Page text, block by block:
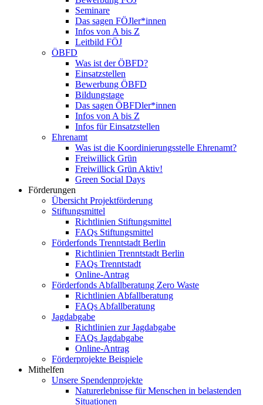
Seminare
Das sagen FÖJler*innen
Infos von A bis Z
Leitbild FÖJ
ÖBFD
Was ist der ÖBFD?
Einsatzstellen
Bewerbung ÖBFD
Bildungstage
Das sagen ÖBFDler*innen
Infos von A bis Z
Infos für Einsatzstellen
Ehrenamt
Was ist die Koordinierungsstelle Ehrenamt?
Freiwillick Grün
Freiwillick Grün Aktiv!
Green Social Days
Förderungen
Übersicht Projektförderung
Stiftungsmittel
Richtlinien Stiftungsmittel
FAQs Stiftungsmittel
Förderfonds Trenntstadt Berlin
Richtlinien Trenntstadt Berlin
FAQs Trenntstadt
Online-Antrag
Förderfonds Abfallberatung Zero Waste
Richtlinien Abfallberatung
FAQs Abfallberatung
Jagdabgabe
Richtlinien zur Jagdabgabe
FAQs Jagdabgabe
Online-Antrag
Förderprojekte Beispiele
Mithelfen
Unsere Spendenprojekte
Naturerlebnisse für Menschen in belastenden
Situationen